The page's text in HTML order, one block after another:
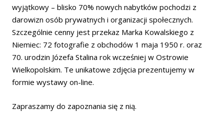
wyjątkowy – blisko 70% nowych nabytków pochodzi z
darowizn osób prywatnych i organizacji społecznych.
Szczególnie cenny jest przekaz Marka Kowalskiego z
Niemiec: 72 fotografie z obchodów 1 maja 1950 r. oraz
70. urodzin Józefa Stalina rok wcześniej w Ostrowie
Wielkopolskim. Te unikatowe zdjęcia prezentujemy w
formie wystawy on-line.
Zapraszamy do zapoznania się z nią.